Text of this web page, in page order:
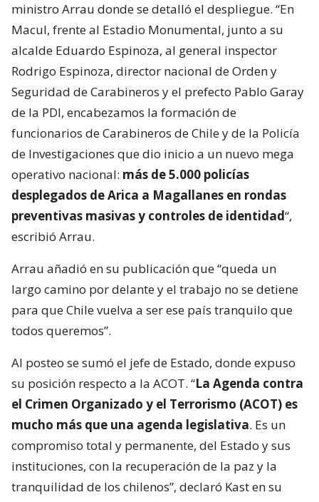
ministro Arrau donde se detalló el despliegue. “En
Macul, frente al Estadio Monumental, junto a su
alcalde Eduardo Espinoza, al general inspector
Rodrigo Espinoza, director nacional de Orden y
Seguridad de Carabineros y el prefecto Pablo Garay
de la PDI, encabezamos la formación de
funcionarios de Carabineros de Chile y de la Policía
de Investigaciones que dio inicio a un nuevo mega
operativo nacional: más de 5.000 policías
desplegados de Arica a Magallanes en rondas
preventivas masivas y controles de identidad“,
escribió Arrau.
Arrau añadió en su publicación que “queda un
largo camino por delante y el trabajo no se detiene
para que Chile vuelva a ser ese país tranquilo que
todos queremos”.
Al posteo se sumó el jefe de Estado, donde expuso
su posición respecto a la ACOT. “La Agenda contra
el Crimen Organizado y el Terrorismo (ACOT) es
mucho más que una agenda legislativa. Es un
compromiso total y permanente, del Estado y sus
instituciones, con la recuperación de la paz y la
tranquilidad de los chilenos”, declaró Kast en su